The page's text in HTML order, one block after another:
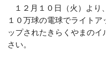
１２月１０日（火）より
１０万球の電球でライト
ップされたきらくやまの
さい。